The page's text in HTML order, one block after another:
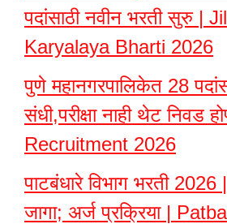
पदांसाठी नवीन भरती सुरु |
Karyalaya Bharti 2026
पुणे महानगरपालिकेत 28
संधी,परीक्षा नाही थेट निवड
Recruitment 2026
पाटबंधारे विभाग भरती
जागा; अर्ज प्रक्रिया |